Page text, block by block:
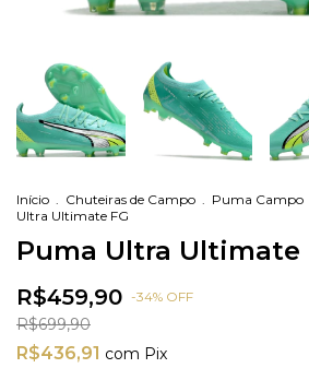
Início . Chuteiras de Campo . Puma Campo
Ultra Ultimate FG
Puma Ultra Ultimate
R$459,90 -34% OFF
R$699,90
R$436,91 com Pix